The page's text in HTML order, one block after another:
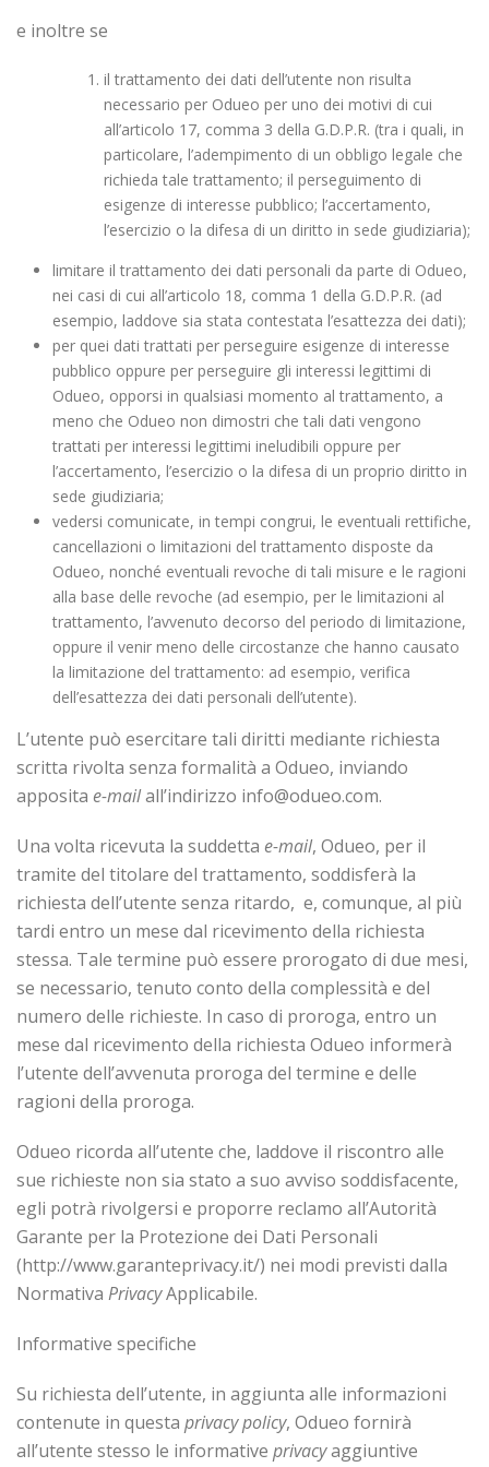
e inoltre se
il trattamento dei dati dell’utente non risulta
necessario per Odueo per uno dei motivi di cui
all’articolo 17, comma 3 della G.D.P.R. (tra i quali, in
particolare, l’adempimento di un obbligo legale che
richieda tale trattamento; il perseguimento di
esigenze di interesse pubblico; l’accertamento,
l’esercizio o la difesa di un diritto in sede giudiziaria);
limitare il trattamento dei dati personali da parte di Odueo,
nei casi di cui all’articolo 18, comma 1 della G.D.P.R. (ad
esempio, laddove sia stata contestata l’esattezza dei dati);
per quei dati trattati per perseguire esigenze di interesse
pubblico oppure per perseguire gli interessi legittimi di
Odueo, opporsi in qualsiasi momento al trattamento, a
meno che Odueo non dimostri che tali dati vengono
trattati per interessi legittimi ineludibili oppure per
l’accertamento, l’esercizio o la difesa di un proprio diritto in
sede giudiziaria;
vedersi comunicate, in tempi congrui, le eventuali rettifiche,
cancellazioni o limitazioni del trattamento disposte da
Odueo, nonché eventuali revoche di tali misure e le ragioni
alla base delle revoche (ad esempio, per le limitazioni al
trattamento, l’avvenuto decorso del periodo di limitazione,
oppure il venir meno delle circostanze che hanno causato
la limitazione del trattamento: ad esempio, verifica
dell’esattezza dei dati personali dell’utente).
L’utente può esercitare tali diritti mediante richiesta
scritta rivolta senza formalità a Odueo, inviando
apposita e-mailall’indirizzo info@odueo.com.
Una volta ricevuta la suddetta e-mail, Odueo, per il
tramite del titolare del trattamento, soddisferà la
richiesta dell’utente senza ritardo, e, comunque, al più
tardi entro un mese dal ricevimento della richiesta
stessa. Tale termine può essere prorogato di due mesi,
se necessario, tenuto conto della complessità e del
numero delle richieste. In caso di proroga, entro un
mese dal ricevimento della richiesta Odueo informerà
l’utente dell’avvenuta proroga del termine e delle
ragioni della proroga.
Odueo ricorda all’utente che, laddove il riscontro alle
sue richieste non sia stato a suo avviso soddisfacente,
egli potrà rivolgersi e proporre reclamo all’Autorità
Garante per la Protezione dei Dati Personali
(http://www.garanteprivacy.it/) nei modi previsti dalla
Normativa PrivacyApplicabile.
Informative specifiche
Su richiesta dell’utente, in aggiunta alle informazioni
contenute in questa privacy policy, Odueo fornirà
all’utente stesso le informative privacyaggiuntive